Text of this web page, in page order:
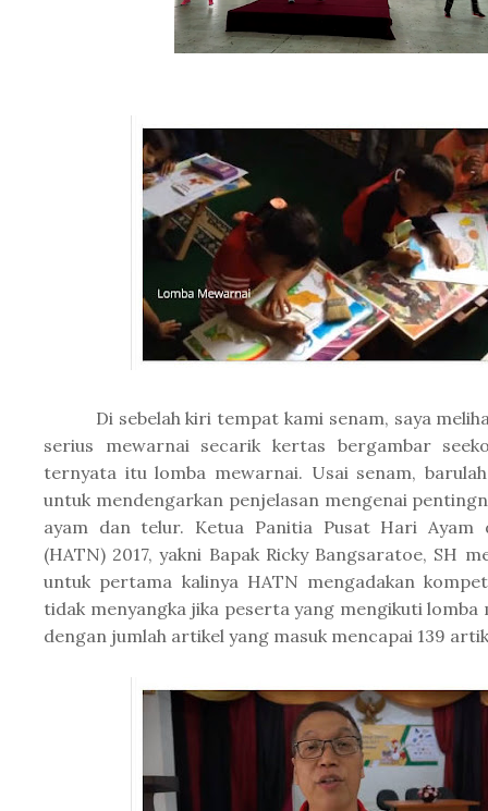
Di sebelah kiri tempat kami senam, saya
serius mewarnai secarik kertas bergambar
ternyata itu lomba mewarnai. Usai senam,
untuk mendengarkan penjelasan mengenai
ayam dan telur. Ketua Panitia Pusat Hari Ayam
(HATN) 2017, yakni Bapak Ricky Bangsaratoe, SH
untuk pertama kalinya HATN mengadakan
tidak menyangka jika peserta yang mengikuti lomba
dengan jumlah artikel yang masuk mencapai 139